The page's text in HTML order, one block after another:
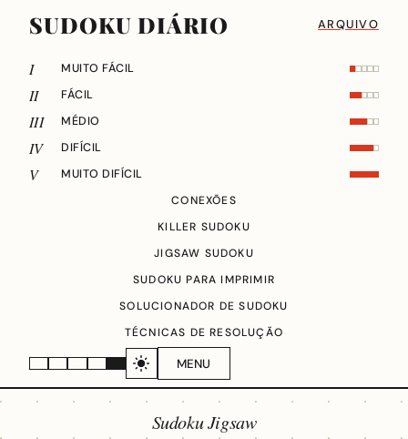
SUDOKU DIÁRIO ARQUIVO
MENU
I MUITO FÁCIL
II FÁCIL
III MÉDIO
IV DIFÍCIL
V
MUITO DIFÍCIL
CONEXÕES
KILLER SUDOKU
JIGSAW SUDOKU
SUDOKU PARA IMPRIMIR
SOLUCIONADOR DE SUDOKU
TÉCNICAS DE RESOLUÇÃO
Sudoku Jigsaw